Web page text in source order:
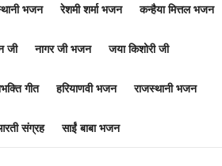
भजन रेशमी शर्मा भजन कन्हैया मित्तल भजन
जी नागर जी भजन जया किशोरी जी
गीत हरियाणवी भजन राजस्थानी भजन
संग्रह साईं बाबा भजन